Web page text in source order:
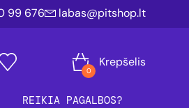
99 676 labas@pitshop.lt
0
Krepšelis
REIKIA PAGALBOS?